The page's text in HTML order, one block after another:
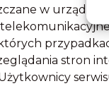
w
stron